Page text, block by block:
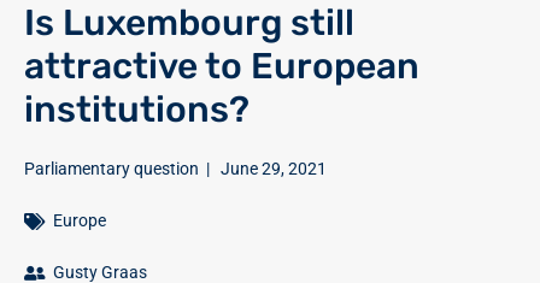
Is Luxembourg still
attractive to European
institutions?
Parliamentary question | June 29, 2021
Europe
Gusty Graas